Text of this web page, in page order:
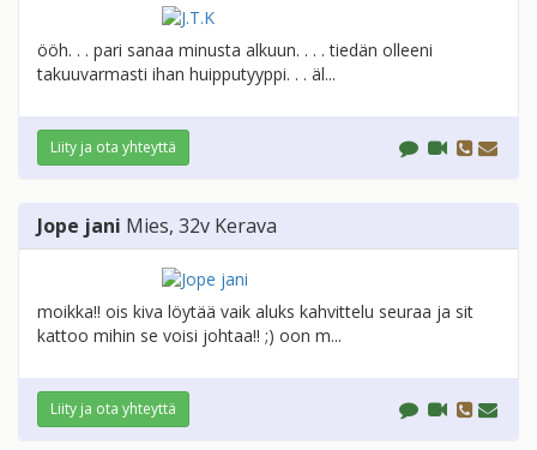
ööh. . . pari sanaa minusta alkuun. . . . tiedän olleeni
takuuvarmasti ihan huipputyyppi. . . äl...
Liity ja ota yhteyttä
Jope jani Mies, 32v Kerava
moikka!! ois kiva löytää vaik aluks kahvittelu seuraa ja sit
kattoo mihin se voisi johtaa!! ;) oon m...
Liity ja ota yhteyttä